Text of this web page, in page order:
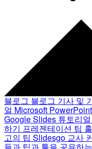
블로그 블로그 기사 및
얼 Microsoft
Google Slides 튜토리얼
하기 프레젠테이션 팁
고의 팁 Slidesgo 교사